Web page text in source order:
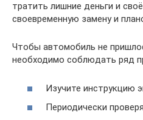
тратить лишние деньги и
своевременную замену и
Чтобы автомобиль не
необходимо соблюдать ряд
Изучите инструкцию
Периодически